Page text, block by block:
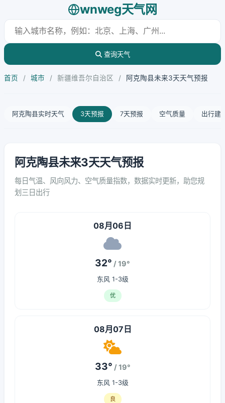
wnweg天气网
查询天气
首页 / 城市 / 新疆维吾尔自治区 / 阿克陶县未来3天天气预报
阿克陶县实时天气 3天预报 7天预报 空气质量 出行建
阿克陶县未来3天天气预报
每日气温、风向风力、空气质量指数，数据实时更新，助您规
划三日出行
08月06日
32° / 19°
东风 1-3级
优
08月07日
33° / 19°
东风 1-3级
良